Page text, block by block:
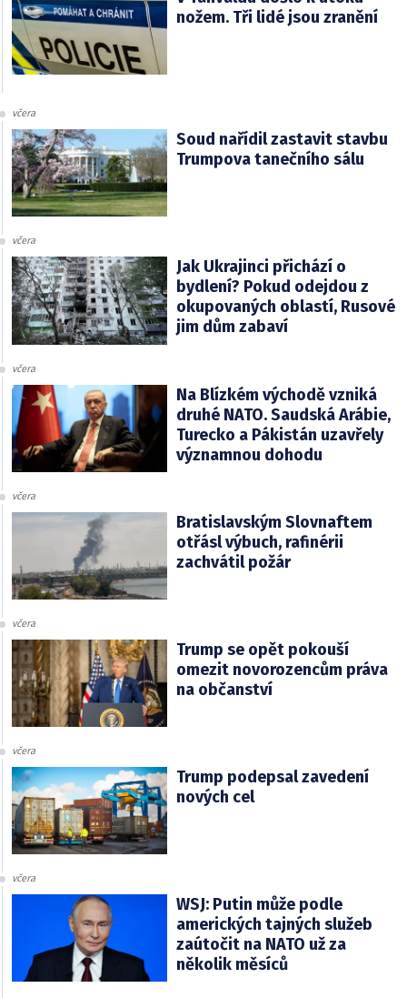
nožem. Tři lidé jsou zranění
včera
Soud nařídil zastavit stavbu
Trumpova tanečního sálu
včera
Jak Ukrajinci přichází o
bydlení? Pokud odejdou z
okupovaných oblastí, Rusové
jim dům zabaví
včera
Na Blízkém východě vzniká
druhé NATO. Saudská Arábie,
Turecko a Pákistán uzavřely
významnou dohodu
včera
Bratislavským Slovnaftem
otřásl výbuch, rafinérii
zachvátil požár
včera
Trump se opět pokouší
omezit novorozencům práva
na občanství
včera
Trump podepsal zavedení
nových cel
včera
WSJ: Putin může podle
amerických tajných služeb
zaútočit na NATO už za
několik měsíců